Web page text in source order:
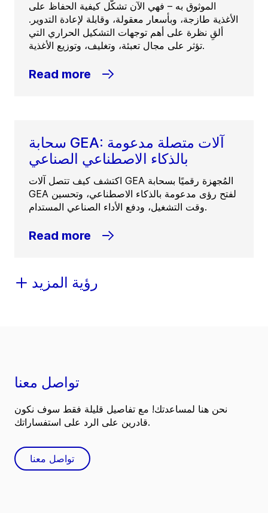
الموثوق به – فهي الآن تشكّل كيفية الحفاظ على
الأغذية طازجة، وبأسعار معقولة، وقابلة لإعادة التدوير.
ألقِ نظرة على أهم توجهات التشكيل الحراري التي
تؤثر على مجال تعبئة، وتغليف، وتوزيع الأغذية.
Read more
سحابة GEA: آلات متصلة مدعومة
بالذكاء الاصطناعي الصناعي
اكتشف كيف تتصل آلات GEA المُجهزة رقميًا بسحابة
GEA لفتح رؤى مدعومة بالذكاء الاصطناعي، وتحسين
وقت التشغيل، ودفع الأداء الصناعي المستدام.
Read more
رؤية المزيد
تواصل معنا
نحن هنا لمساعدتك! مع تفاصيل قليلة فقط سوف نكون
قادرين على الرد على استفساراتك.
تواصل معنا